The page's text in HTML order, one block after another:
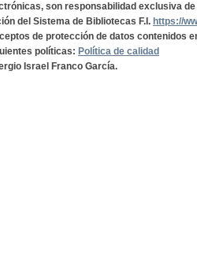
son responsabilidad exclusiva
del Sistema de Bibliotecas F.I. https://
de protección de datos contenidos
políticas: Política de calidad
Israel Franco García.